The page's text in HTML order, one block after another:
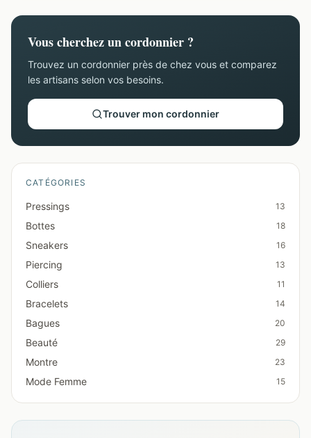
Vous cherchez un cordonnier ?
Trouvez un cordonnier près de chez vous et comparez
les artisans selon vos besoins.
Trouver mon cordonnier
CATÉGORIES
Pressings 13
Bottes 18
Sneakers 16
Piercing 13
Colliers 11
Bracelets 14
Bagues 20
Beauté 29
Montre 23
Mode Femme 15